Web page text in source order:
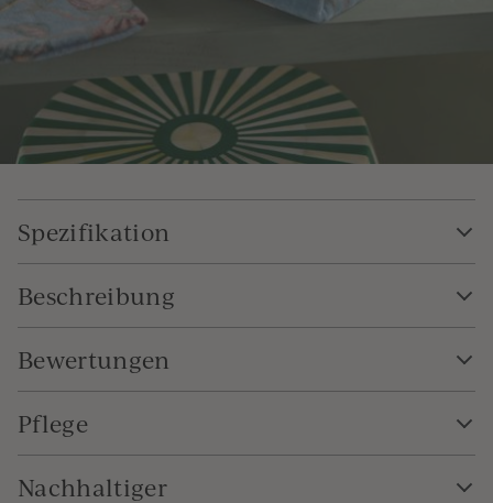
Spezifikation
Beschreibung
Bewertungen
Pflege
Nachhaltiger